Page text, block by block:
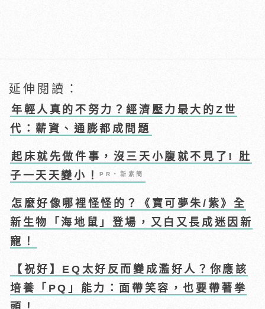
延伸閱讀：
年輕人真的不努力？經濟壓力最大的Z世
代：薪資、通膨都成問題
起床就先做件事，沒三天小腹就不見了! 肚
子一天天變小！PR・新素簡
怎麼好像哪裡怪怪的？《寶可夢朱/紫》全
新生物「海地鼠」登場，又白又長成迷因新
寵！
【祝好】EQ太好反而變成濫好人？你應該
培養「PQ」能力：面帶笑容，也要帶著拳